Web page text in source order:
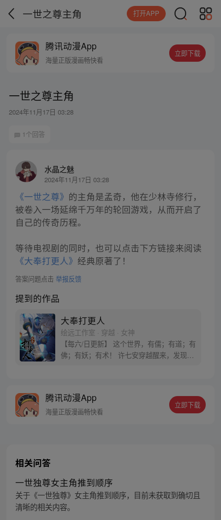
一世之尊主角 打开APP
腾讯动漫App
海量正版漫画畅快看
立即下载
一世之尊主角
2024年11月17日 03:28
1个回答
水晶之魅
2024年11月17日 03:28
《一世之尊》 的主角是孟奇，他在少林寺修行，
被卷入一场延绵千万年的轮回游戏，从而开启了
自己的传奇历程。
等待电视剧的同时，也可以点击下方链接来阅读
《大奉打更人》 经典原著了！
答案问题点击 举报反馈
提到的作品
大奉打更人
绘远工作室 · 穿越 · 女神
【每六/日更新】 这个世界，有儒；有道；有
佛；有妖；有术！ 许七安穿越醒来，发现自
者卖报小郎君同名小说 QQ群号：
799493374
腾讯动漫App
海量正版漫画畅快看
立即下载
相关问答
一世独尊女主角推到顺序
关于《一世独尊》女主角推到顺序，目前未获取到确切且
清晰的相关内容。